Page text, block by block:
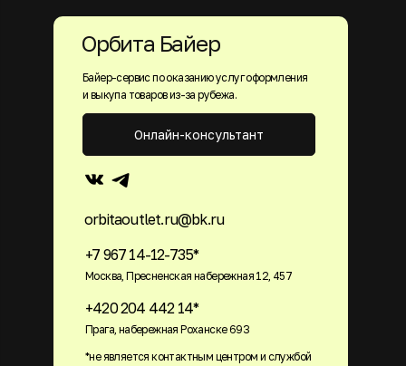
Байер-сервис по оказанию услуг оформления
и выкупа товаров из-за рубежа.
+7 967 14-12-735*
Москва, Пресненская набережная 12, 457
+420 204 442 14*
Прага, набережная Роханске 693
orbitaoutlet.ru@bk.ru
Онлайн-консультант
Орбита Байер
*не является контактным центром и службой